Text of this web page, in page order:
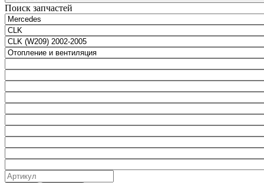
Поиск запчастей